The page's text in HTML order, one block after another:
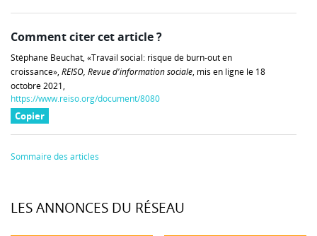
Comment citer cet article ?
Stéphane Beuchat, «Travail social: risque de burn-out en
croissance», REISO, Revue d'information sociale, mis en ligne le 18
octobre 2021,
https://www.reiso.org/document/8080
Copier
Sommaire des articles
LES ANNONCES DU RÉSEAU